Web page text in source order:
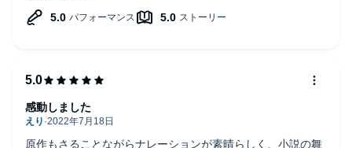
最後をどう捉えるかは読者次第なのかなと思いましたが
原作もさることながらナレーションが素晴らしく、小説の舞
感動しました